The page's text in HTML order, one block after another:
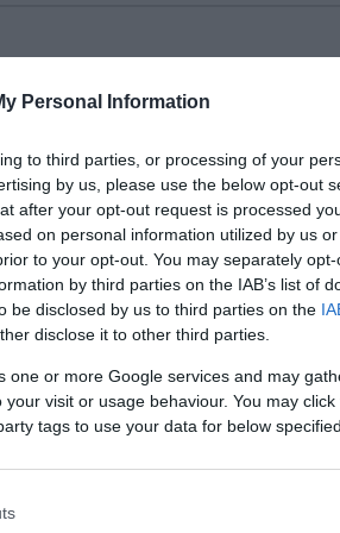
Personal Information
to third parties, or processing of your
by us, please use the below opt-out
after your opt-out request is processed
on personal information utilized by us
to your opt-out. You may separately
by third parties on the IAB’s list of
be disclosed by us to third parties on the
disclose it to other third parties.
one or more Google services and may
visit or usage behaviour. You may
tags to use your data for below
Η Ικαρία είναι νησί του
Αιγαίου. Το νησί υπάγεται στην
στον νομό Σάμου.
κύριο λιμάνι του είναι ο